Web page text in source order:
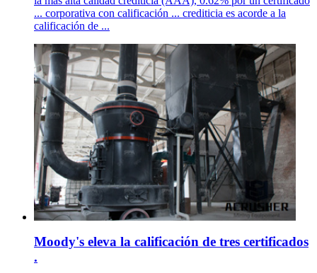
... corporativa con calificación ... crediticia es acorde a la
calificación de ...
Moody's eleva la calificación de tres certificados
.